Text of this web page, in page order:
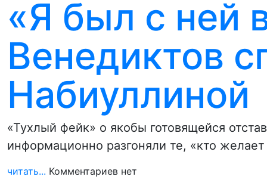
«Я был с ней
Венедиктов
Набиуллиной
«Тухлый фейк» о якобы готовящейся
информационно разгоняли те, «кто
читать... Комментариев нет